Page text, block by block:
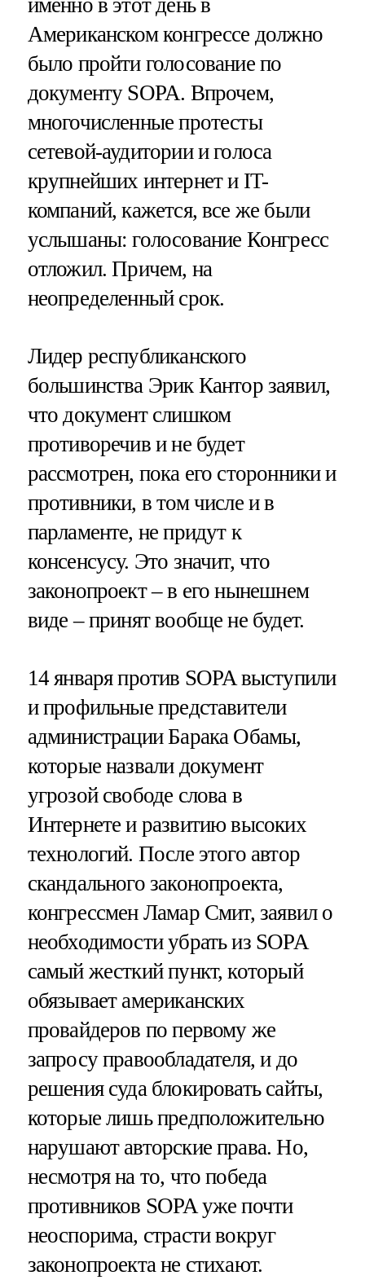
Американском конгрессе должно
было пройти голосование по
документу SOPA. Впрочем,
многочисленные протесты
сетевой-аудитории и голоса
крупнейших интернет и IT-
компаний, кажется, все же были
услышаны: голосование Конгресс
отложил. Причем, на
неопределенный срок.
Лидер республиканского
большинства Эрик Кантор заявил,
что документ слишком
противоречив и не будет
рассмотрен, пока его сторонники и
противники, в том числе и в
парламенте, не придут к
консенсусу. Это значит, что
законопроект – в его нынешнем
виде – принят вообще не будет.
14 января против SOPA выступили
и профильные представители
администрации Барака Обамы,
которые назвали документ
угрозой свободе слова в
Интернете и развитию высоких
технологий. После этого автор
скандального законопроекта,
конгрессмен Ламар Смит, заявил о
необходимости убрать из SOPA
самый жесткий пункт, который
обязывает американских
провайдеров по первому же
запросу правообладателя, и до
решения суда блокировать сайты,
которые лишь предположительно
нарушают авторские права. Но,
несмотря на то, что победа
противников SOPA уже почти
неоспорима, страсти вокруг
законопроекта не стихают.